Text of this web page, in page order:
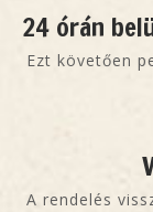
24 órán
Ezt követően
A rendelés